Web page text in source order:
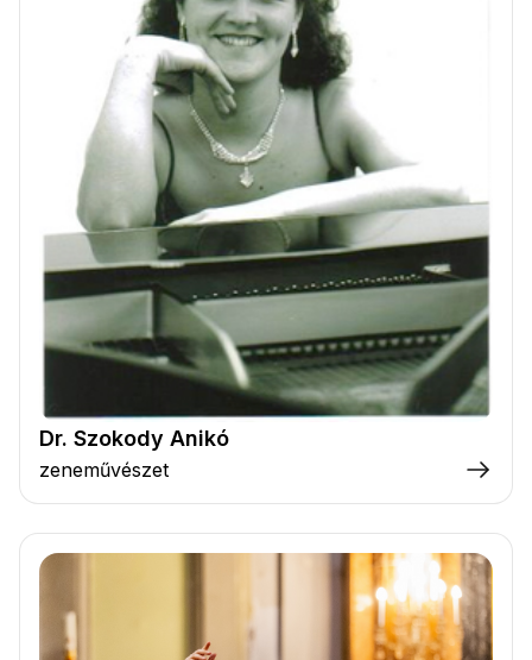
Dr. Szokody Anikó
zeneművészet